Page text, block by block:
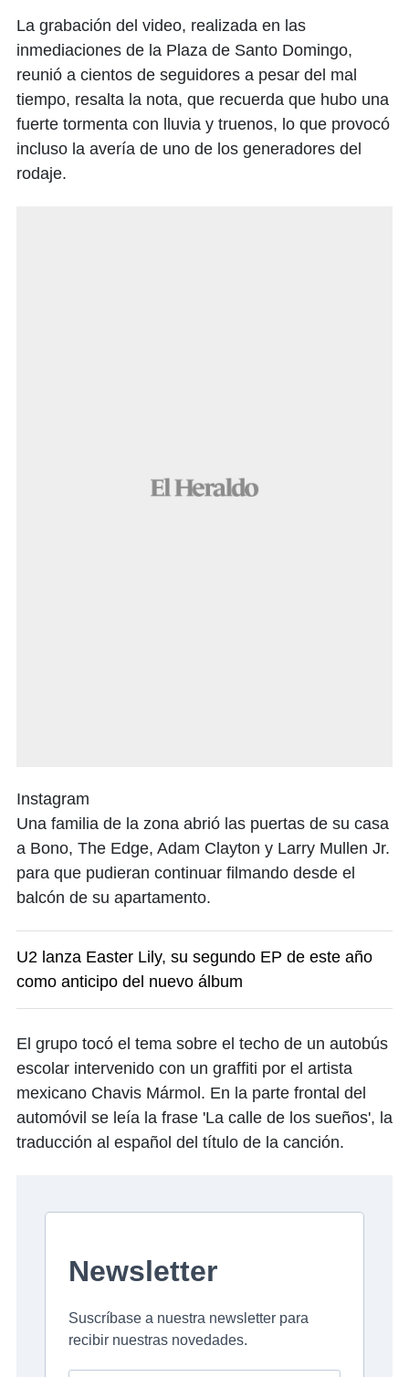
La grabación del video, realizada en las
inmediaciones de la Plaza de Santo Domingo,
reunió a cientos de seguidores a pesar del mal
tiempo, resalta la nota, que recuerda que hubo una
fuerte tormenta con lluvia y truenos, lo que provocó
incluso la avería de uno de los generadores del
rodaje.
Instagram
Una familia de la zona abrió las puertas de su casa
a Bono, The Edge, Adam Clayton y Larry Mullen Jr.
para que pudieran continuar filmando desde el
balcón de su apartamento.
U2 lanza Easter Lily, su segundo EP de este año
como anticipo del nuevo álbum
El grupo tocó el tema sobre el techo de un autobús
escolar intervenido con un graffiti por el artista
mexicano Chavis Mármol. En la parte frontal del
automóvil se leía la frase 'La calle de los sueños', la
traducción al español del título de la canción.